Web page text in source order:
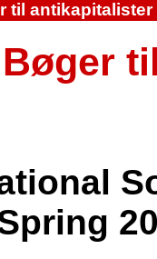
til antikapitalister
Bøger